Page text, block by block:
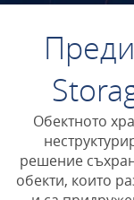
Обектното
решение
обекти, които